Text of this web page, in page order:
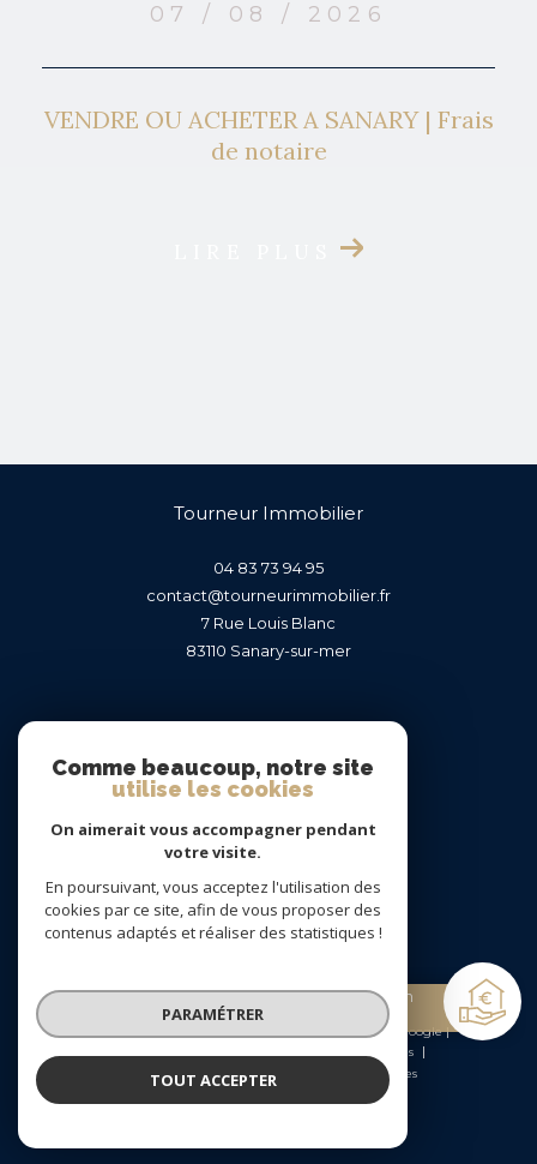
07 / 08 / 2026
VENDRE OU ACHETER A SANARY | Frais
de notaire
Tourneur Immobilier
04 83 73 94 95
contact@tourneurimmobilier.fr
7 Rue Louis Blanc
83110
sanary-sur-mer
Adhérents
© 2026 | Tous droits réservés | Traduction powered by Google |
Mentions légales
Admin
Nos liens Politique RGPD Cookies
Estimation
gratuite
Comme beaucoup, notre site
utilise les cookies
On aimerait vous accompagner pendant
votre visite.
En poursuivant, vous acceptez l'utilisation des
cookies par ce site, afin de vous proposer des
contenus adaptés et réaliser des statistiques !
PARAMÉTRER
TOUT ACCEPTER